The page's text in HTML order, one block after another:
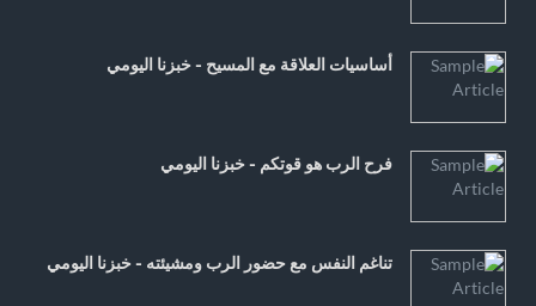
أساسيات العلاقة مع المسيح - خبزنا اليومي
فرح الرب هو قوتكم - خبزنا اليومي
تناغم النفس مع حضور الرب ومشيئته - خبزنا اليومي